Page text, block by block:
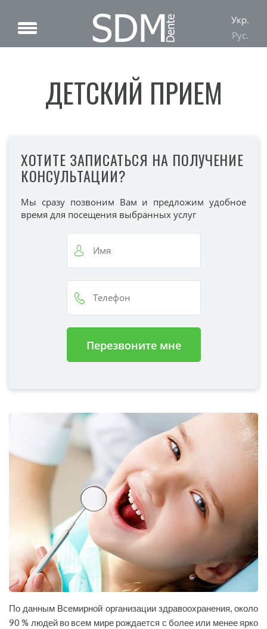
Укр.
Рус.
ДЕТСКИЙ ПРИЕМ
ХОТИТЕ ЗАПИСАТЬСЯ НА ПОЛУЧЕНИЕ
КОНСУЛЬТАЦИИ?
Мы сразу позвоним Вам и предложим удобное
время для посещения выбранных услуг
Перезвоните мне
По данным Всемирной организации здравоохранения, около
90 % людей во всем мире рождается с более или менее ярко